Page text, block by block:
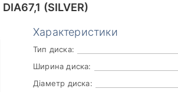
(SILVER)
Характеристики
Тип диска:
Ширина диска:
Діаметр диска: